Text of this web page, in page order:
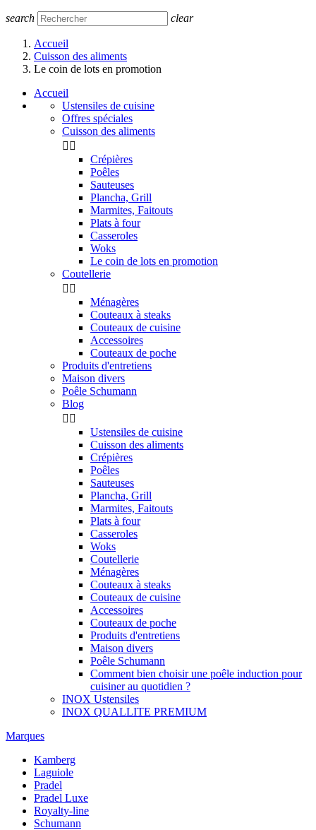
search clear
Accueil
Cuisson des aliments
Le coin de lots en promotion
Accueil
Ustensiles de cuisine
Offres spéciales
Cuisson des aliments
 
Crépières
Poêles
Sauteuses
Plancha, Grill
Marmites, Faitouts
Plats à four
Casseroles
Woks
Le coin de lots en promotion
Coutellerie
 
Ménagères
Couteaux à steaks
Couteaux de cuisine
Accessoires
Couteaux de poche
Produits d'entretiens
Maison divers
Poêle Schumann
Blog
 
Ustensiles de cuisine
Cuisson des aliments
Crépières
Poêles
Sauteuses
Plancha, Grill
Marmites, Faitouts
Plats à four
Casseroles
Woks
Coutellerie
Ménagères
Couteaux à steaks
Couteaux de cuisine
Accessoires
Couteaux de poche
Produits d'entretiens
Maison divers
Poêle Schumann
Comment bien choisir une poêle induction pour
cuisiner au quotidien ?
INOX Ustensiles
INOX QUALLITE PREMIUM
Marques
Kamberg
Laguiole
Pradel
Pradel Luxe
Royalty-line
Schumann